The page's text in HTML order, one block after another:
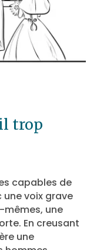
trop
capables de
voix grave
mêmes, une
En creusant
une